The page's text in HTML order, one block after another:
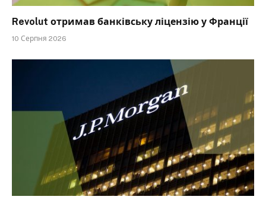
Revolut отримав банківську ліцензію у Франції
10 Серпня 2026